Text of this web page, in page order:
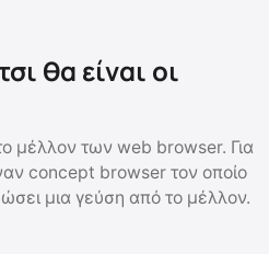
θα είναι οι
μέλλον των web browser. Για
concept browser τον οποίο
μια γεύση από το μέλλον.